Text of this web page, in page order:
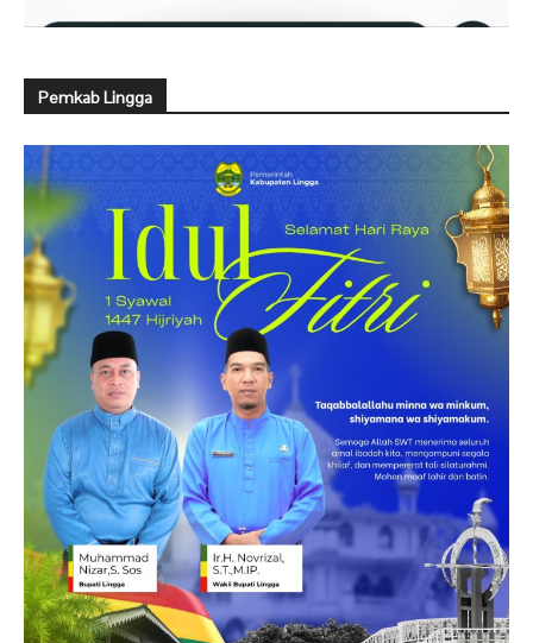
Pemkab Lingga